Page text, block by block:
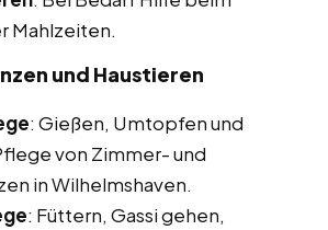
Mahlzeiten.
und Haustieren
: Gießen, Umtopfen und
von Zimmer- und
in Wilhelmshaven.
: Füttern, Gassi gehen,